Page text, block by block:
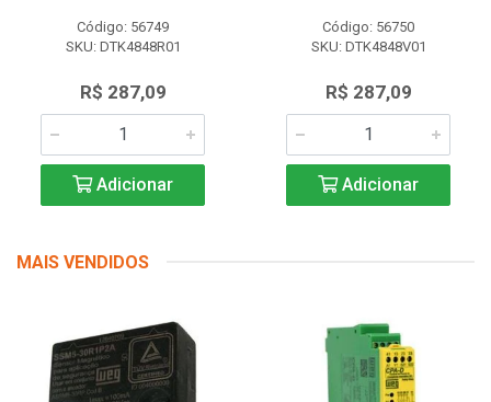
Código: 56749
SKU: DTK4848R01
R$ 287,09
Adicionar
Código: 56750
SKU: DTK4848V01
R$ 287,09
Adicionar
MAIS VENDIDOS